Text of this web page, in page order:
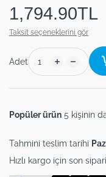
1,794.90TL
Taksit seçeneklerini gör
Adet
Popüler ürün 5 kişinin
Tahmini teslim tarihi
Hızlı kargo için son